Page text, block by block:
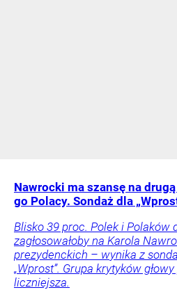
Nawrocki ma szansę na
go Polacy. Sondaż dla
Blisko 39 proc. Polek i Polaków
zagłosowałoby na Karola
prezydenckich – wynika z
„Wprost”. Grupa krytyków
liczniejsza.